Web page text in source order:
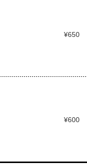
¥650
¥600